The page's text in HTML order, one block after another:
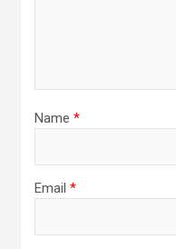
Name *
Email *